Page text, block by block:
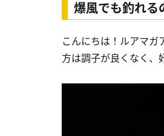
爆風でも釣れる
こんにちは！ルアマガ
方は調子が良くなく、